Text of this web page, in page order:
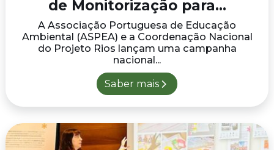
de Monitorização para...
A Associação Portuguesa de Educação
Ambiental (ASPEA) e a Coordenação Nacional
do Projeto Rios lançam uma campanha
nacional...
Saber mais